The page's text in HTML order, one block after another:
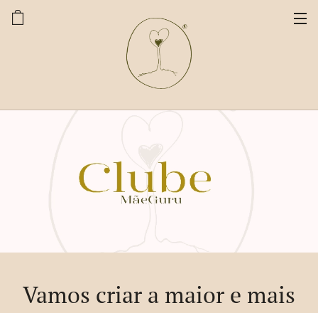
Vamos criar a maior e mais